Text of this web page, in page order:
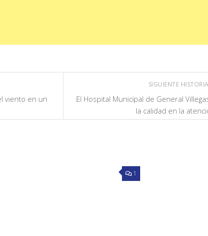
SIGUIENTE HISTORIA
El Hospital Municipal de General
la calidad en la
viento en un
1